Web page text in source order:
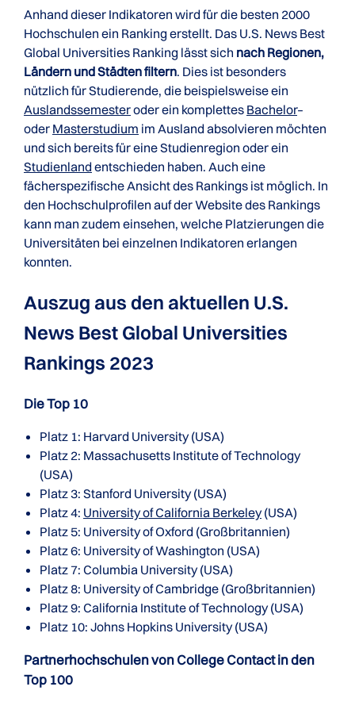
Anhand dieser Indikatoren wird für die besten 2000
Hochschulen ein Ranking erstellt. Das U.S. News Best
Global Universities Ranking lässt sich nach Regionen,
Ländern und Städten filtern. Dies ist besonders
nützlich für Studierende, die beispielsweise ein
Auslandssemesteroder ein komplettes Bachelor–
oder Masterstudium im Ausland absolvieren möchten
und sich bereits für eine Studienregion oder ein
Studienland entschieden haben. Auch eine
fächerspezifische Ansicht des Rankings ist möglich. In
den Hochschulprofilen auf der Website des Rankings
kann man zudem einsehen, welche Platzierungen die
Universitäten bei einzelnen Indikatoren erlangen
konnten.
Auszug aus den aktuellen U.S.
News Best Global Universities
Rankings 2023
Die Top 10
Platz 1: Harvard University (USA)
Platz 2: Massachusetts Institute of Technology
(USA)
Platz 3: Stanford University (USA)
Platz 4: University of California Berkeley(USA)
Platz 5: University of Oxford (Großbritannien)
Platz 6: University of Washington (USA)
Platz 7: Columbia University (USA)
Platz 8: University of Cambridge (Großbritannien)
Platz 9: California Institute of Technology (USA)
Platz 10: Johns Hopkins University (USA)
Partnerhochschulen von College Contact in den
Top 100